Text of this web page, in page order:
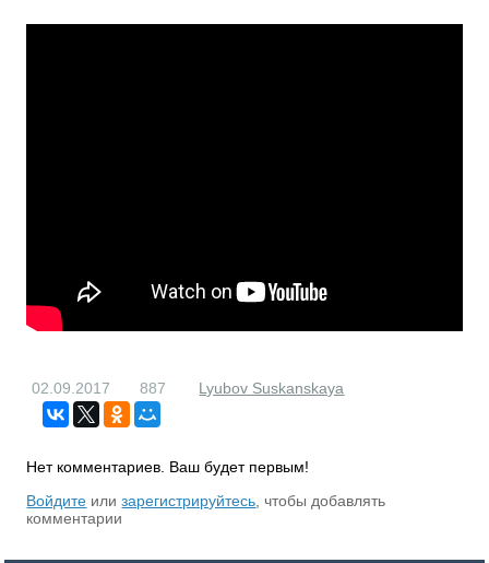
02.09.2017 887 Lyubov Suskanskaya
Нет комментариев. Ваш будет первым!
Войдите илизарегистрируйтесь , чтобы добавлять
комментарии